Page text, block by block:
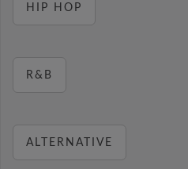
HIP HOP
R&B
ALTERNATIVE